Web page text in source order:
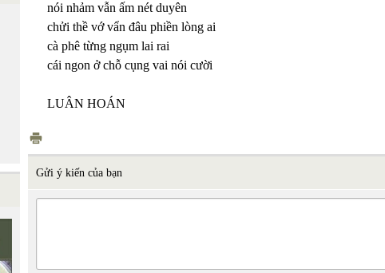
nói nhảm vẫn ấm nét duyên
chửi thề vớ vẩn đâu phiền lòng ai
cà phê từng ngụm lai rai
cái ngon ở chỗ cụng vai nói cười
LUÂN HOÁN
Gửi ý kiến của bạn